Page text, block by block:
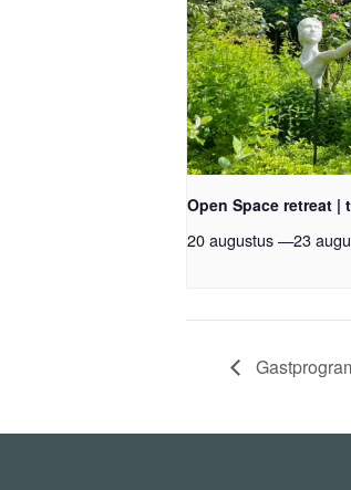
Open Space retreat |
20 augustus—23